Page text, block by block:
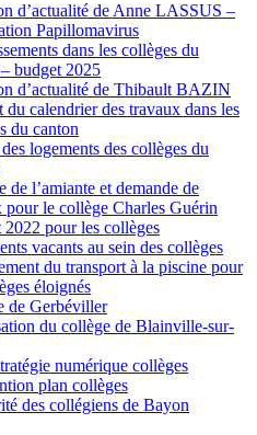
d’actualité de Anne LASSUS –
Papillomavirus
dans les collèges du
budget 2025
d’actualité de Thibault BAZIN
du calendrier des travaux dans les
du canton
logements des collèges du
de l’amiante et demande de
pour le collège Charles Guérin
2022 pour les collèges
vacants au sein des collèges
du transport à la piscine pour
éloignés
de Gerbéviller
du collège de Blainville-sur-
numérique collèges
plan collèges
des collégiens de Bayon